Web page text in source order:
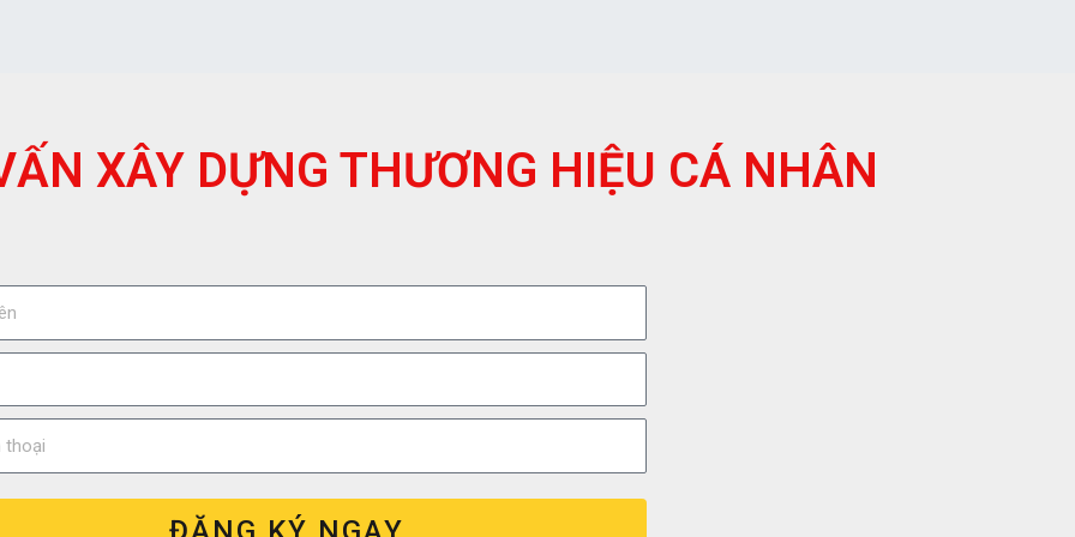
XÂY DỰNG THƯƠNG HIỆU CÁ NHÂN